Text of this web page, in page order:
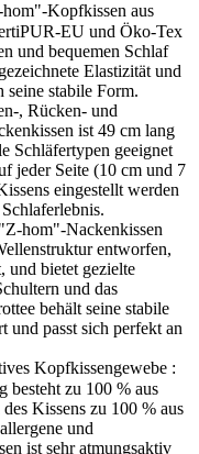
Kopfkissen aus
EU und Öko-Tex
und bequemen Schlaf
Elastizität und
seine stabile Form.
, Rücken- und
ist 49 cm lang
Schläfertypen geeignet
jeder Seite (10 cm und 7
eingestellt werden
hom"-Nackenkissen
entworfen,
und bietet gezielte
und das
behält seine stabile
passt sich perfekt an
Kopfkissengewebe :
besteht zu 100 % aus
Kissens zu 100 % aus
und
ist sehr atmungsaktiv